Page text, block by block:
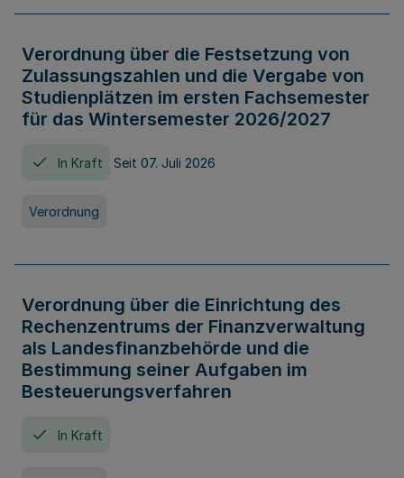
Verordnung über die Festsetzung von
Zulassungszahlen und die Vergabe von
Studienplätzen im ersten Fachsemester
für das Wintersemester 2026/2027
In Kraft Seit 07. Juli 2026
Verordnung
Verordnung über die Einrichtung des
Rechenzentrums der Finanzverwaltung
als Landesfinanzbehörde und die
Bestimmung seiner Aufgaben im
Besteuerungsverfahren
In Kraft